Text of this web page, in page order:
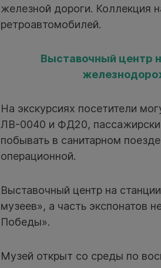
железной дороги. Коллекция
ретроавтомобилей.
Выставочный центр
На экскурсиях посетители
ЛВ-0040 и ФД20,
побывать в санитарном
операционной.
Выставочный центр на
музеев», а часть экспонатов
Победы».
Музей открыт со среды по